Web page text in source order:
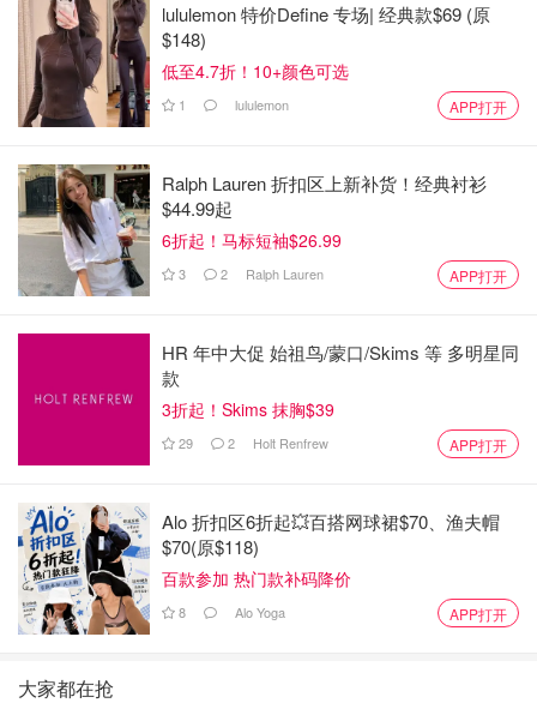
lululemon 特价Define 专场| 经典款$69 (原
$148)
低至4.7折！10+颜色可选
1 lululemon APP打开
Ralph Lauren 折扣区上新补货！经典衬衫
$44.99起
6折起！马标短袖$26.99
3 2 Ralph Lauren APP打开
HR 年中大促 始祖鸟/蒙口/Skims 等 多明星同
款
3折起！Skims 抹胸$39
29 2 Holt Renfrew APP打开
Alo 折扣区6折起💥百搭网球裙$70、渔夫帽
$70(原$118)
百款参加 热门款补码降价
8 Alo Yoga APP打开
大家都在抢